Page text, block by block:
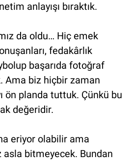
anlayışı bıraktık.
da oldu… Hiç emek
fedakârlık
başarıda fotoğraf
Ama biz hiçbir zaman
ön planda tuttuk. Çünkü bu
değeridir.
eriyor olabilir ama
bitmeyecek. Bundan